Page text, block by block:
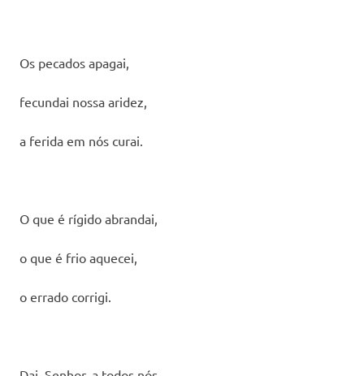
Os pecados apagai,
fecundai nossa aridez,
a ferida em nós curai.
O que é rígido abrandai,
o que é frio aquecei,
o errado corrigi.